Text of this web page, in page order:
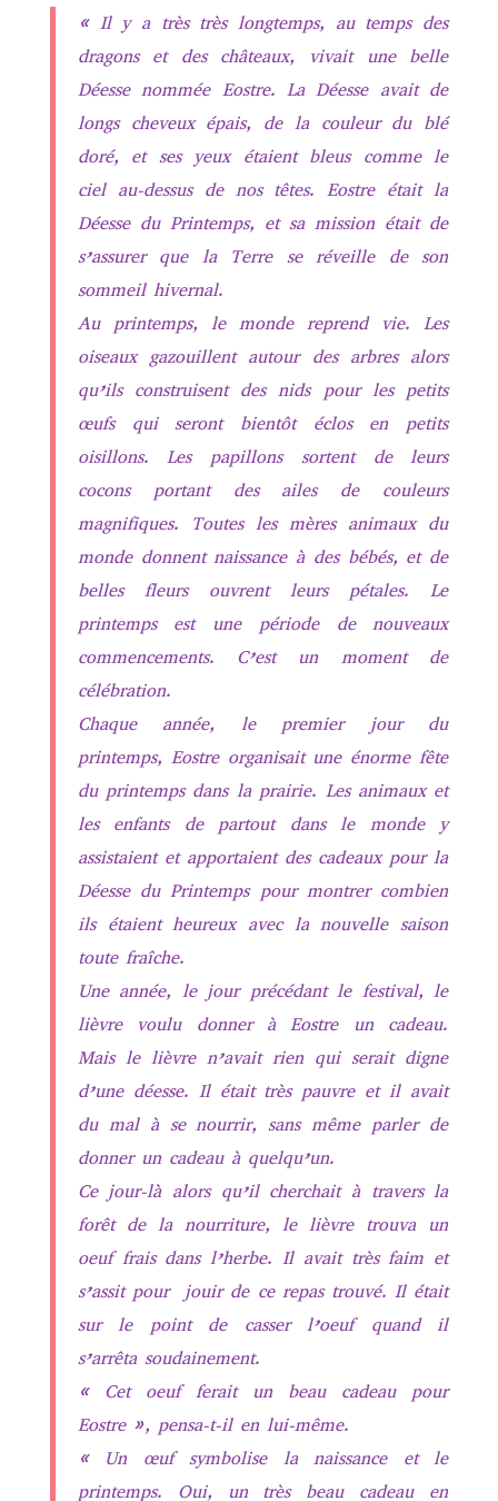
« Il y a très très longtemps, au temps des
dragons et des châteaux, vivait une belle
Déesse nommée Eostre. La Déesse avait de
longs cheveux épais, de la couleur du blé
doré, et ses yeux étaient bleus comme le
ciel au-dessus de nos têtes. Eostre était la
Déesse du Printemps, et sa mission était de
s’assurer que la Terre se réveille de son
sommeil hivernal.
Au printemps, le monde reprend vie. Les
oiseaux gazouillent autour des arbres alors
qu’ils construisent des nids pour les petits
œufs qui seront bientôt éclos en petits
oisillons. Les papillons sortent de leurs
cocons portant des ailes de couleurs
magnifiques. Toutes les mères animaux du
monde donnent naissance à des bébés, et de
belles fleurs ouvrent leurs pétales. Le
printemps est une période de nouveaux
commencements. C’est un moment de
célébration.
Chaque année, le premier jour du
printemps, Eostre organisait une énorme fête
du printemps dans la prairie. Les animaux et
les enfants de partout dans le monde y
assistaient et apportaient des cadeaux pour la
Déesse du Printemps pour montrer combien
ils étaient heureux avec la nouvelle saison
toute fraîche.
Une année, le jour précédant le festival, le
lièvre voulu donner à Eostre un cadeau.
Mais le lièvre n’avait rien qui serait digne
d’une déesse. Il était très pauvre et il avait
du mal à se nourrir, sans même parler de
donner un cadeau à quelqu’un.
Ce jour-là alors qu’il cherchait à travers la
forêt de la nourriture, le lièvre trouva un
oeuf frais dans l’herbe. Il avait très faim et
s’assit pour jouir de ce repas trouvé. Il était
sur le point de casser l’oeuf quand il
s’arrêta soudainement.
« Cet oeuf ferait un beau cadeau pour
Eostre », pensa-t-il en lui-même.
« Un œuf symbolise la naissance et le
printemps. Oui, un très beau cadeau en